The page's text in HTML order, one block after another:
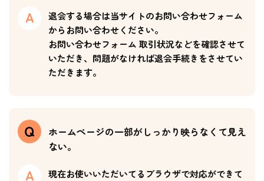
退会する場合は当サイトのお問い合わせフォーム
からお問い合わせください。
お問い合わせフォーム 取引状況などを確認させて
いただき、問題がなければ退会手続きをさせてい
ただきます。
ホームページの一部がしっかり映らなくて見え
ない。
現在お使いいただいてるブラウザで対応ができて